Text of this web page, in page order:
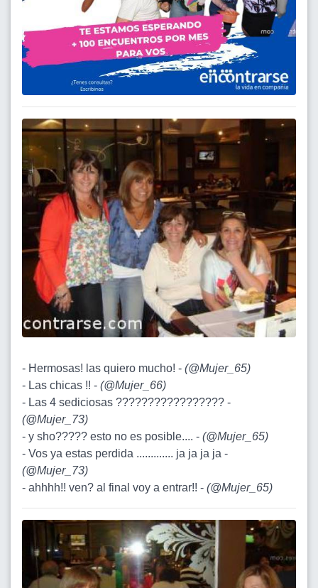
- Hermosas! las quiero mucho! - (@Mujer_65)
- Las chicas !! - (@Mujer_66)
- Las 4 sediciosas ????????????????? -
(@Mujer_73)
- y sho????? esto no es posible.... - (@Mujer_65)
- Vos ya estas perdida ............. ja ja ja ja -
(@Mujer_73)
- ahhhh!! ven? al final voy a entrar!! - (@Mujer_65)